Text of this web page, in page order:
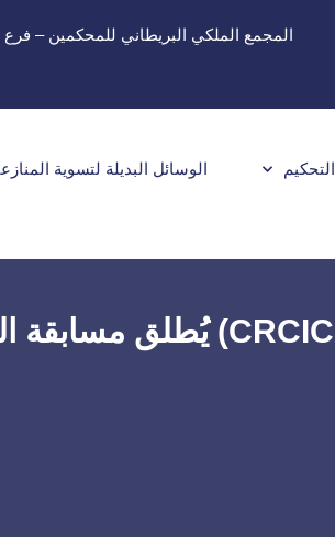
المجمع الملكي البريطاني للمحكمين –
التحكيم الوسائل البديلة لتسوية